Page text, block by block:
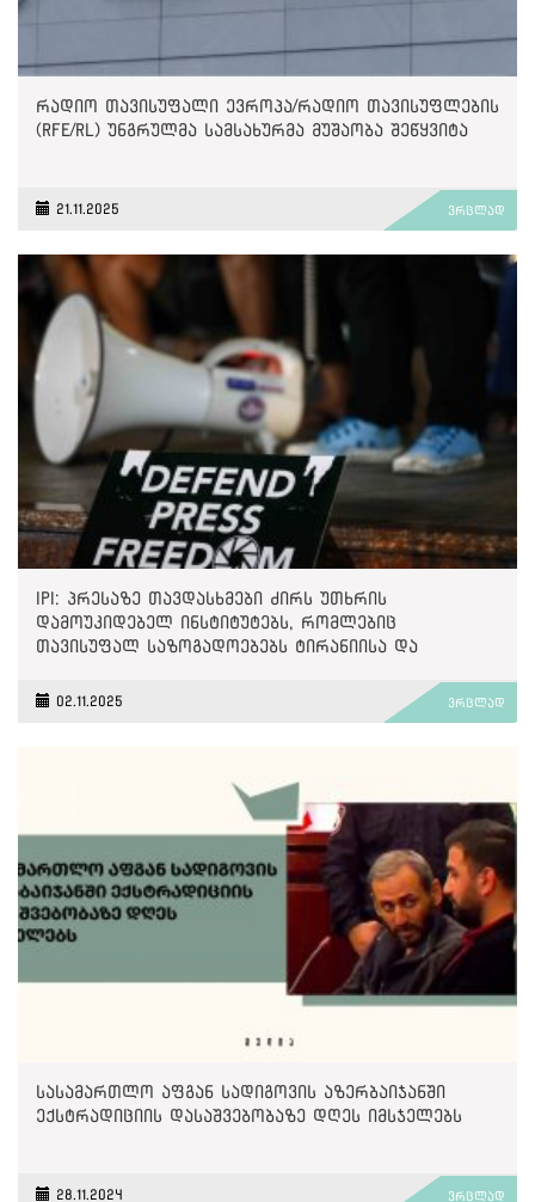
რადიო თავისუფალი ევროპა/რადიო თავისუფლების
(RFE/RL) უნგრულმა სამსახურმა მუშაობა შეწყვიტა
21.11.2025 ვრცლად
IPI: პრესაზე თავდასხმები ძირს უთხრის
დამოუკიდებელ ინსტიტუტებს, რომლებიც
თავისუფალ საზოგადოებებს ტირანიისა და
02.11.2025 ვრცლად
სასამართლო აფგან სადიგოვის აზერბაიჯანში
ექსტრადიციის დასაშვებობაზე დღეს იმსჯელებს
28.11.2024 ვრცლად